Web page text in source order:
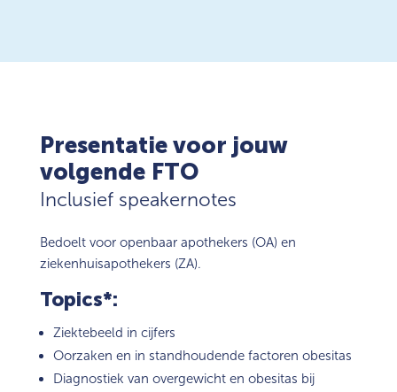
Presentatie voor jouw
volgende FTO
Inclusief speakernotes
Bedoelt voor openbaar apothekers (OA) en
ziekenhuisapothekers (ZA).
Topics*:
Ziektebeeld in cijfers
Oorzaken en in standhoudende factoren obesitas
Diagnostiek van overgewicht en obesitas bij